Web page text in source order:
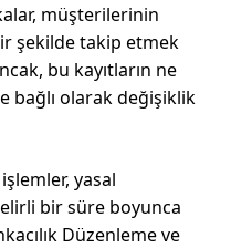
müşterilerinin
şekilde takip etmek
bu kayıtların ne
bağlı olarak değişiklik
yasal
bir süre boyunca
Düzenleme ve